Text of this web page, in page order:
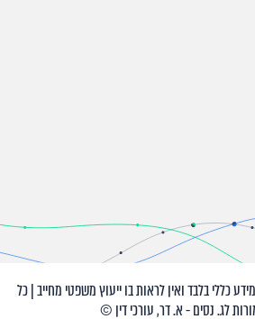
כללי בלבד ואין לראות בו ייעוץ משפטי מחייב | כל
לג. נסים - א. דר, עורכי דין ©